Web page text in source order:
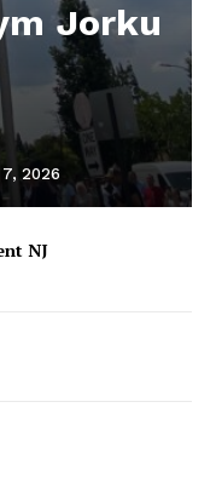
Jorku
2026
NJ